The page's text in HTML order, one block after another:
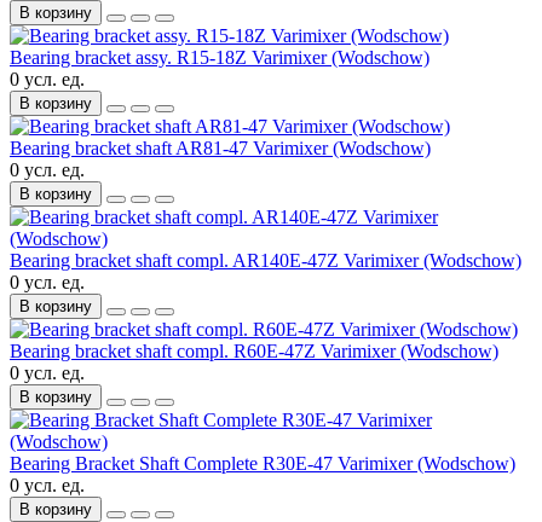
В корзину
Bearing bracket assy. R15-18Z Varimixer (Wodschow)
0 усл. ед.
В корзину
Bearing bracket shaft AR81-47 Varimixer (Wodschow)
0 усл. ед.
В корзину
Bearing bracket shaft compl. AR140E-47Z Varimixer (Wodschow)
0 усл. ед.
В корзину
Bearing bracket shaft compl. R60E-47Z Varimixer (Wodschow)
0 усл. ед.
В корзину
Bearing Bracket Shaft Complete R30E-47 Varimixer (Wodschow)
0 усл. ед.
В корзину